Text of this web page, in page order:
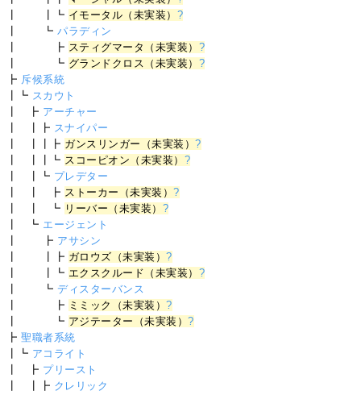
┃ ┃┗ イモータル（未実装） ?
┃ ┗パラディン
┃ ┣ スティグマータ（未実装） ?
┃ ┗ グランドクロス（未実装） ?
┣ 斥候系統
┃┗ スカウト
┃ ┣ アーチャー
┃ ┃┣ スナイパー
┃ ┃┃┣ ガンスリンガー（未実装）?
┃ ┃┃┗ スコーピオン（未実装） ?
┃ ┃┗ プレデター
┃ ┃ ┣ ストーカー（未実装）?
┃ ┃ ┗ リーバー（未実装） ?
┃ ┗ エージェント
┃ ┣ アサシン
┃ ┃┣ ガロウズ（未実装）?
┃ ┃┗ エクスクルード（未実装） ?
┃ ┗ディスターバンス
┃ ┣ ミミック（未実装）?
┃ ┗ アジテーター（未実装）?
┣聖職者系統
┃┗ アコライト
┃ ┣ プリースト
┃ ┃┣ クレリック